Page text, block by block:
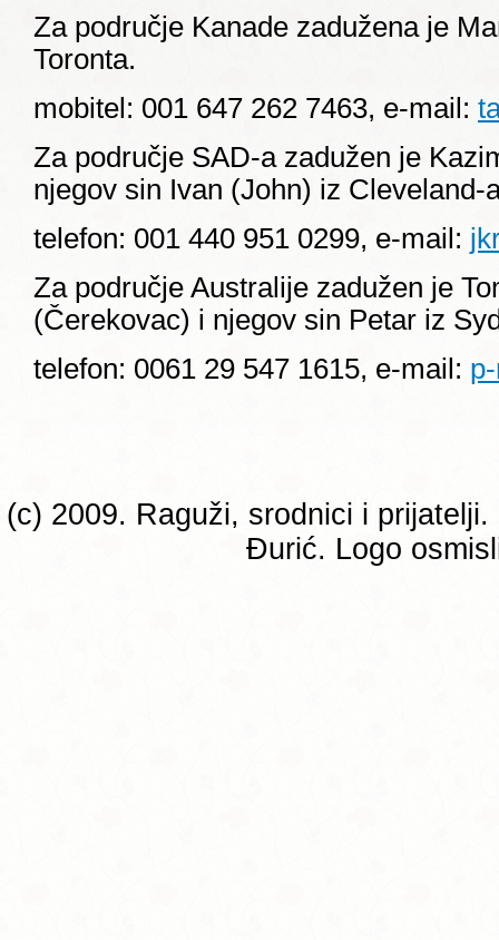
Za područje Kanade zadužena je
Toronta.
mobitel: 001 647 262 7463, e-mail:
Za područje SAD-a zadužen je
njegov sin Ivan (John) iz Cleveland-
telefon: 001 440 951 0299, e-mail:
Za područje Australije zadužen je
(Čerekovac) i njegov sin Petar iz
telefon: 0061 29 547 1615, e-mail:
(c) 2009. Raguži, srodnici i
Đurić. Logo